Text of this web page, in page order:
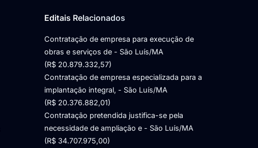
Editais Relacionados
Contratação de empresa para execução de
obras e serviços de - São Luís/MA
(R$ 20.879.332,57)
Contratação de empresa especializada para a
implantação integral, - São Luís/MA
(R$ 20.376.882,01)
Contratação pretendida justifica-se pela
necessidade de ampliação e - São Luís/MA
(R$ 34.707.975,00)